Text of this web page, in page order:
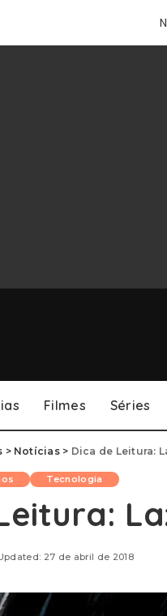
Filmes Séries
> Notícias> Dica de Leitura:
Tecnologia
27 de abril de 2018